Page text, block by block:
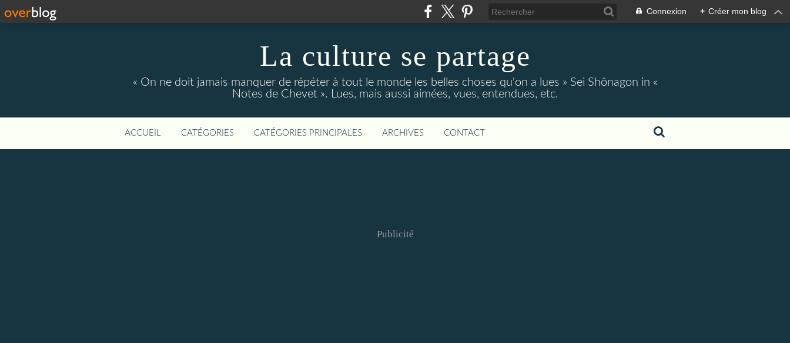
Connexion + Créer mon blog
La culture se partage
« On ne doit jamais manquer de répéter à tout le monde les belles choses qu'on a lues » Sei Shônagon in «
Notes de Chevet ». Lues, mais aussi aimées, vues, entendues, etc.
ACCUEIL CATÉGORIES CATÉGORIES PRINCIPALES ARCHIVES CONTACT
Publicité